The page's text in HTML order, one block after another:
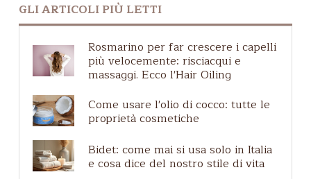
Cosmesi solida
Guida agli ingredienti
Caduta dei capelli
Zero waste
Etichette e certificazioni
Uomini
Cuoio capelluto irritato
Pelle matura
GLI ARTICOLI PIÙ LETTI
Rosmarino per far crescere i capelli
più velocemente: risciacqui e
massaggi. Ecco l'Hair Oiling
Come usare l'olio di cocco: tutte le
proprietà cosmetiche
Bidet: come mai si usa solo in Italia
e cosa dice del nostro stile di vita